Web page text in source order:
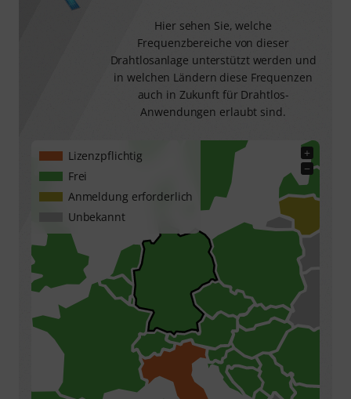
Hier sehen Sie, welche
Frequenzbereiche von dieser
Drahtlosanlage unterstützt werden und
in welchen Ländern diese Frequenzen
auch in Zukunft für Drahtlos-
Anwendungen erlaubt sind.
+
−
Lizenzpflichtig
Frei
Anmeldung erforderlich
Unbekannt